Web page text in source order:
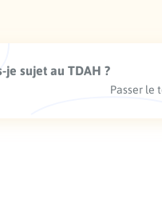
je sujet au TDAH ?
Passer le